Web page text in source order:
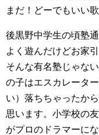
まだ！どーでもいい
後黒野中学生の頃塾
よく遊んだけどお家
そんな有名塾じゃな
の子はエスカレータ
い）落ちちゃったか
思います。小学校の
がプロのドラマーに